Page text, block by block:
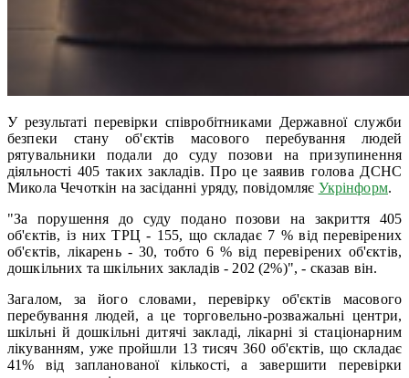
У результаті перевірки співробітниками Державної служби
безпеки стану об'єктів масового перебування людей
рятувальники подали до суду позови на призупинення
діяльності 405 таких закладів. Про це заявив голова ДСНС
Микола Чечоткін на засіданні уряду, повідомляє Укрінформ.
"За порушення до суду подано позови на закриття 405
об'єктів, із них ТРЦ - 155, що складає 7 % від перевірених
об'єктів, лікарень - 30, тобто 6 % від перевірених об'єктів,
дошкільних та шкільних закладів - 202 (2%)", - сказав він.
Загалом, за його словами, перевірку об'єктів масового
перебування людей, а це торговельно-розважальні центри,
шкільні й дошкільні дитячі закладі, лікарні зі стаціонарним
лікуванням, уже пройшли 13 тисяч 360 об'єктів, що складає
41% від запланованої кількості, а завершити перевірки